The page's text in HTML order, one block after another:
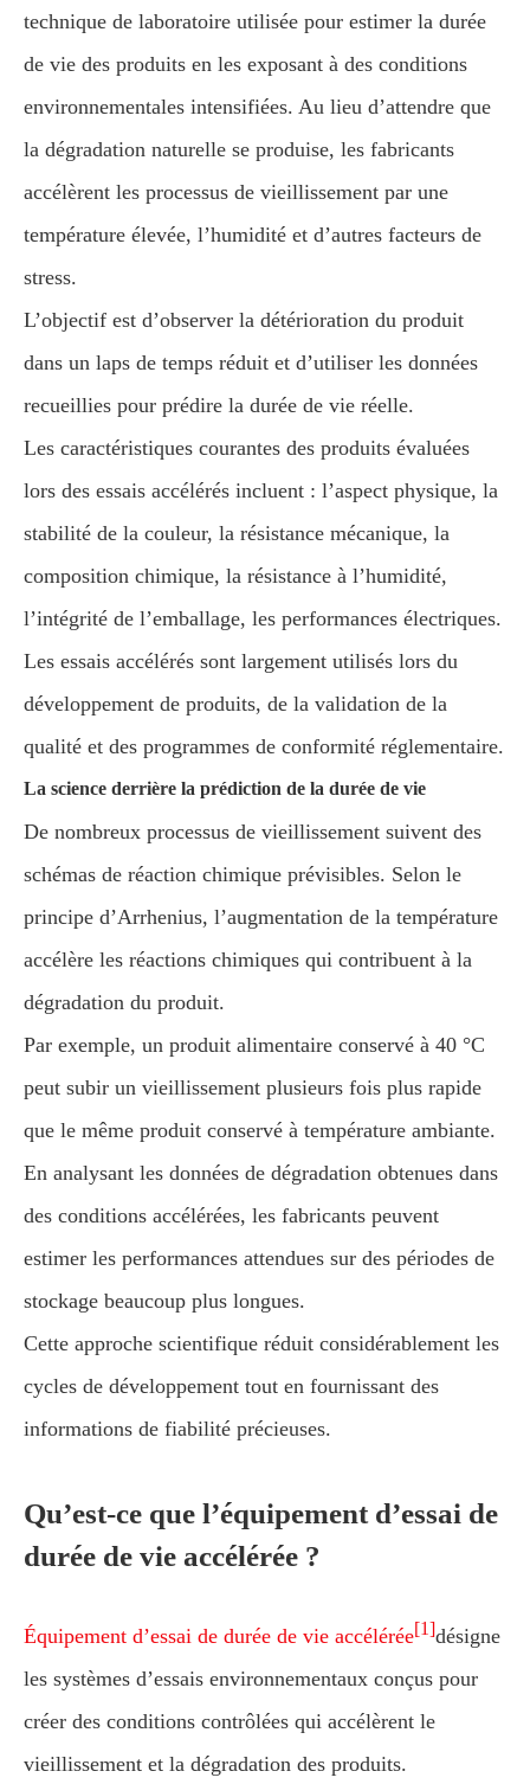
technique de laboratoire utilisée pour estimer la durée
de vie des produits en les exposant à des conditions
environnementales intensifiées. Au lieu d’attendre que
la dégradation naturelle se produise, les fabricants
accélèrent les processus de vieillissement par une
température élevée, l’humidité et d’autres facteurs de
stress.
L’objectif est d’observer la détérioration du produit
dans un laps de temps réduit et d’utiliser les données
recueillies pour prédire la durée de vie réelle.
Les caractéristiques courantes des produits évaluées
lors des essais accélérés incluent : l’aspect physique, la
stabilité de la couleur, la résistance mécanique, la
composition chimique, la résistance à l’humidité,
l’intégrité de l’emballage, les performances électriques.
Les essais accélérés sont largement utilisés lors du
développement de produits, de la validation de la
qualité et des programmes de conformité réglementaire.
La science derrière la prédiction de la durée de vie
De nombreux processus de vieillissement suivent des
schémas de réaction chimique prévisibles. Selon le
principe d’Arrhenius, l’augmentation de la température
accélère les réactions chimiques qui contribuent à la
dégradation du produit.
Par exemple, un produit alimentaire conservé à 40 °C
peut subir un vieillissement plusieurs fois plus rapide
que le même produit conservé à température ambiante.
En analysant les données de dégradation obtenues dans
des conditions accélérées, les fabricants peuvent
estimer les performances attendues sur des périodes de
stockage beaucoup plus longues.
Cette approche scientifique réduit considérablement les
cycles de développement tout en fournissant des
informations de fiabilité précieuses.
Qu’est-ce que l’équipement d’essai de
durée de vie accélérée ?
Équipement d’essai de durée de vie accélérée[1]désigne
les systèmes d’essais environnementaux conçus pour
créer des conditions contrôlées qui accélèrent le
vieillissement et la dégradation des produits.